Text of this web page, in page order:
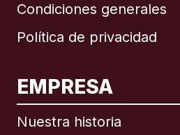
Condiciones generales
Política de privacidad
EMPRESA
Nuestra historia